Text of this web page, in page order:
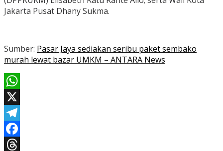
Jakarta Pusat Dhany Sukma.
Sumber: Pasar Jaya sediakan seribu paket sembako
murah lewat bazar UMKM – ANTARA News
WhatsApp
X
Telegram
Facebook